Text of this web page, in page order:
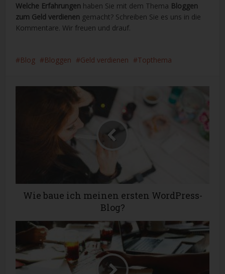
Welche Erfahrungen haben Sie mit dem Thema Bloggen
zum Geld verdienen gemacht? Schreiben Sie es uns in die
Kommentare. Wir freuen und drauf.
Blog Bloggen Geld verdienen Topthema
Wie baue ich meinen ersten WordPress-
Blog?